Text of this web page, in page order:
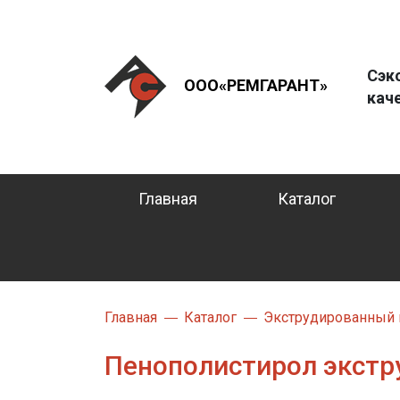
ООО«РЕМГАРАНТ»
Главная Каталог
Главная Каталог Экструдированный
Пенополистирол